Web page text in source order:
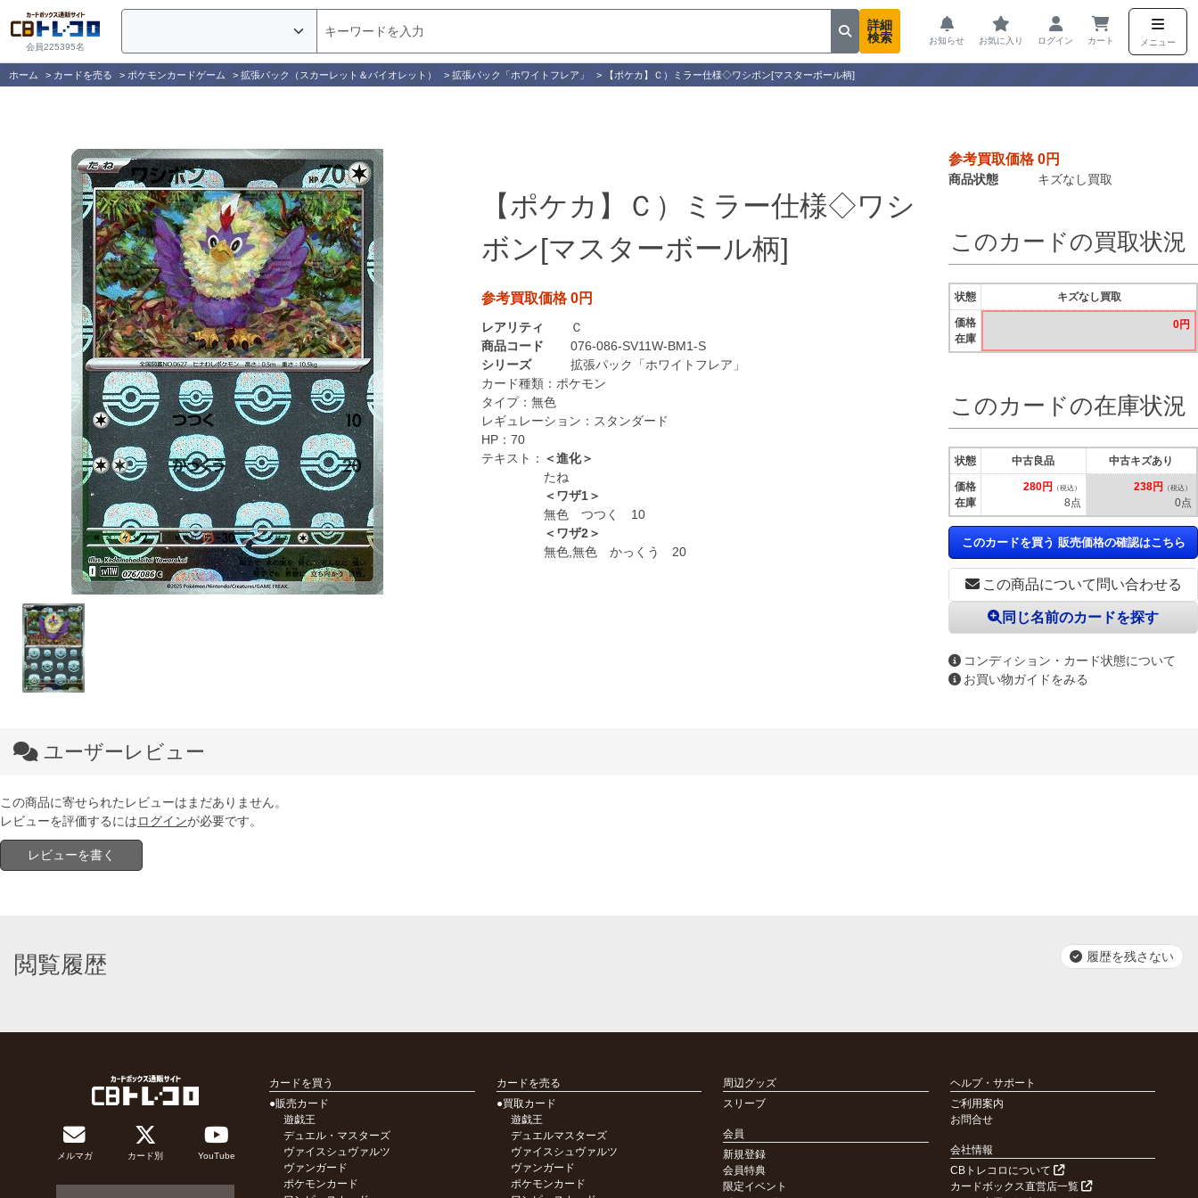
会員225395名
詳細
検索
お知らせ お気に入り ログイン カート メニュー
ホーム > カードを売る > ポケモンカードゲーム > 拡張パック（スカーレット＆バイオレット） > 拡張パック「ホワイトフレア」 > 【ポケカ】Ｃ）ミラー仕様◇ワシボン[マスターボール柄]
【ポケカ】Ｃ）ミラー仕様◇ワシ
ボン[マスターボール柄]
参考買取価格 0円
レアリティ
Ｃ
商品コード
076-086-SV11W-BM1-S
シリーズ
拡張パック「ホワイトフレア」
カード種類： ポケモン
タイプ： 無色
レギュレーション： スタンダード
HP： 70
テキスト： ＜進化＞
たね
＜ワザ1＞
無色 つつく 10
＜ワザ2＞
無色,無色 かっくう 20
参考買取価格 0円
商品状態 キズなし買取
この商品について問い合わせる
同じ名前のカードを探す
コンディション・カード状態について
お買い物ガイドをみる
このカードの買取状況
状態
価格
在庫
キズなし買取
0円
このカードの在庫状況
状態
価格
在庫
中古良品
280円 （税込）
8点
中古キズあり
238円 （税込）
0点
このカードを買う 販売価格の確認はこちら
ユーザーレビュー
この商品に寄せられたレビューはまだありません。
レビューを評価するにはログインが必要です。
レビューを書く
閲覧履歴 履歴を残さない
メルマガ カード別 YouTube
カードを買う
●販売カード
遊戯王
デュエル・マスターズ
ヴァイスシュヴァルツ
ヴァンガード
ポケモンカード
カードを売る
●買取カード
遊戯王
デュエルマスターズ
ヴァイスシュヴァルツ
ヴァンガード
ポケモンカード
周辺グッズ
スリーブ
会員
新規登録
会員特典
限定イベント
ヘルプ・サポート
ご利用案内
お問合せ
会社情報
CBトレコロについて
カードボックス直営店一覧